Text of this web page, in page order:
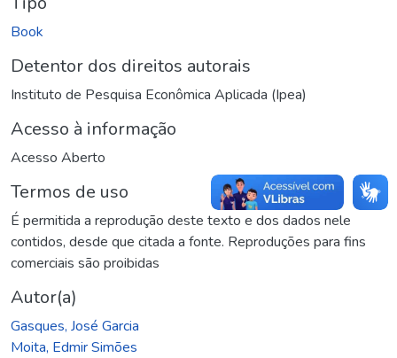
Book
Detentor dos direitos autorais
Instituto de Pesquisa Econômica Aplicada (Ipea)
Acesso à informação
Acesso Aberto
Termos de uso
É permitida a reprodução deste texto e dos dados nele
contidos, desde que citada a fonte. Reproduções para fins
comerciais são proibidas
Autor(a)
Gasques, José Garcia
Moita, Edmir Simões